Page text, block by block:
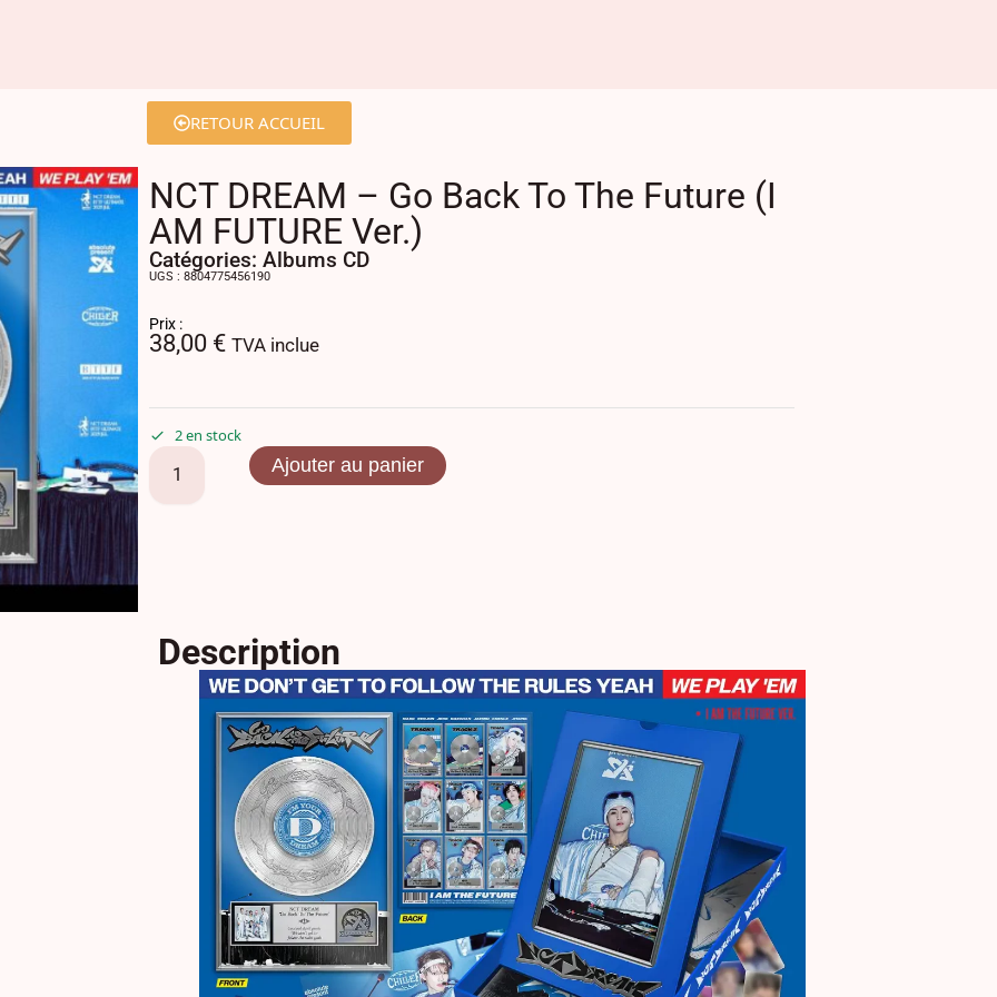
RETOUR ACCUEIL
NCT DREAM – Go Back To The Future (I
AM FUTURE Ver.)
Catégories: Albums CD
UGS : 8804775456190
Prix :
38,00 € TVA inclue
2 en stock
Ajouter au panier
Description